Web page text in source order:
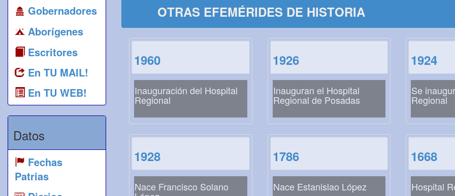
Gobernadores
Aborígenes
Escritores
En TU MAIL!
En TU WEB!
Datos
Fechas
Patrias
OTRAS EFEMÉRIDES DE HISTORIA
1960
Inauguración del Hospital
Regional
1926
Inauguran el Hospital
Regional de Posadas
1924
Se
Regional
1928
Nace Francisco Solano
1786
Nace Estanislao López
1668
Hospital